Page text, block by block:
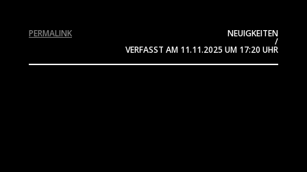
NEUIGKEITEN
/
VERFASST AM 11.11.2025 UM 17:20 UHR
PERMALINK